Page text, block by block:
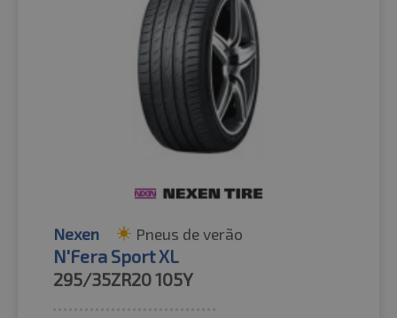
Nexen Pneus de verão
N'Fera Sport XL
295/35ZR20105Y